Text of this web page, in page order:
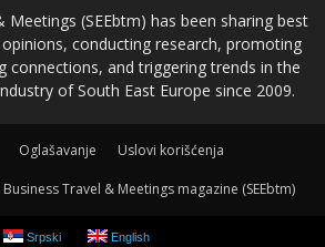
Meetings (SEEbtm) has been sharing best
conducting research, promoting
connections, and triggering trends in the
of South East Europe since 2009.
Oglašavanje Uslovi korišćenja
Travel & Meetings magazine (SEEbtm)
Srpski English